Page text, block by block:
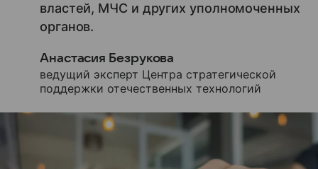
властей, МЧС и других уполномоченных
органов.
Анастасия Безрукова
ведущий эксперт Центра стратегической
поддержки отечественных технологий